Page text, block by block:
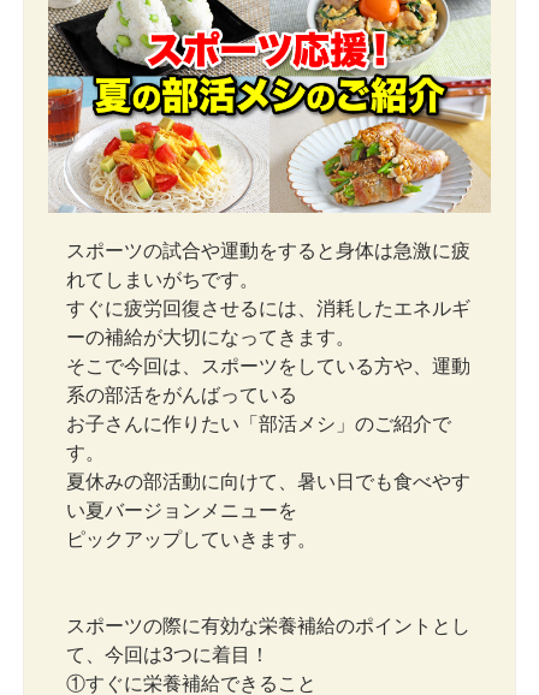
スポーツの試合や運動をすると身体は急激に疲
れてしまいがちです。
すぐに疲労回復させるには、消耗したエネルギ
ーの補給が大切になってきます。
そこで今回は、スポーツをしている方や、運動
系の部活をがんばっている
お子さんに作りたい「部活メシ」のご紹介で
す。
夏休みの部活動に向けて、暑い日でも食べやす
い夏バージョンメニューを
ピックアップしていきます。
スポーツの際に有効な栄養補給のポイントとし
て、今回は3つに着目！
①すぐに栄養補給できること